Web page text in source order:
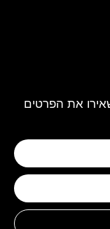
את הפרטים